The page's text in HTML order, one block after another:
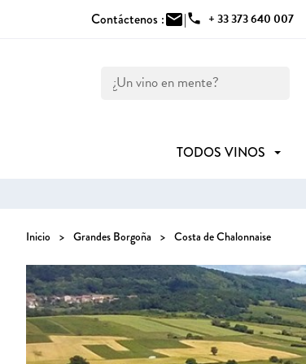
Contáctenos :mail|phone + 33 373 640 007
TODOS VINOS
Inicio Grandes Borgoña Costa de Chalonnaise